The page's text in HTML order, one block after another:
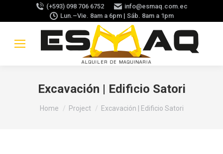
(+593) 098 706 6752
info@esmaq.com.ec
Lun.–Vie. 8am a 6pm | Sáb. 8am a 1pm
Excavación | Edificio Satori
You are here:
Home Project Excavación | Edificio Satori